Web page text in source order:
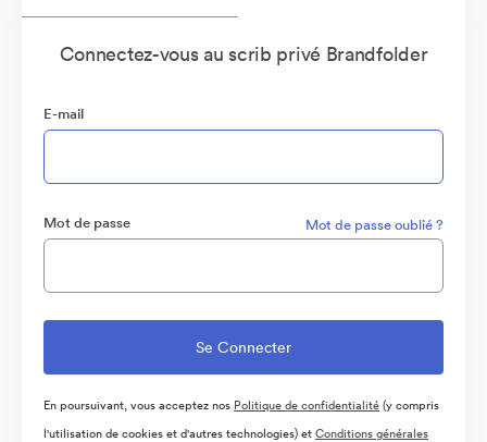
Connectez-vous au scrib privé Brandfolder
E-mail
Mot de passe Mot de passe oublié ?
En poursuivant, vous acceptez nos Politique de confidentialité(y compris
l'utilisation de cookies et d'autres technologies) etConditions générales